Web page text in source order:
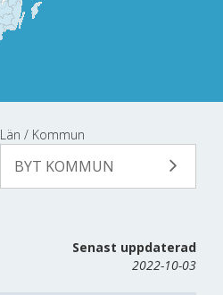
Län / Kommun
BYT KOMMUN
Senast uppdaterad
2022-10-03